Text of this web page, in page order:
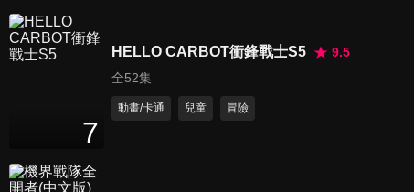
第17集 沙灘
7
HELLO CARBOT衝鋒戰士S5
9.5
全52集
動畫/卡通 兒童 冒險